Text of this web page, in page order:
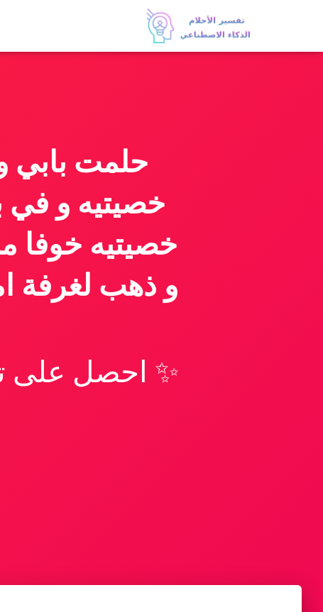
حلمت بابي
خصيتيه و في
خصيتيه خوفا
و ذهب لغرفة
✨ احصل على